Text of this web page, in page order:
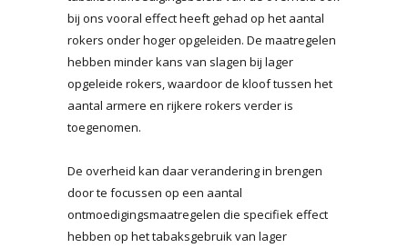
bij ons vooral effect heeft gehad op het aantal
rokers onder hoger opgeleiden. De maatregelen
hebben minder kans van slagen bij lager
opgeleide rokers, waardoor de kloof tussen het
aantal armere en rijkere rokers verder is
toegenomen.
De overheid kan daar verandering in brengen
door te focussen op een aantal
ontmoedigingsmaatregelen die specifiek effect
hebben op het tabaksgebruik van lager